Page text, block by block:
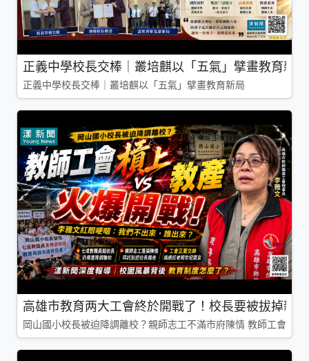
正義中學校長交棒｜叢培麒以「五氣」擘畫教育新局
正義中學校長交棒｜叢培麒以「五氣」擘畫教育新局
高雄市教育两大工會終於開戰了！校長要被拔掉親
岡山國小校長被迫降調離校？親師志工不滿市府陳情 教師工會槓